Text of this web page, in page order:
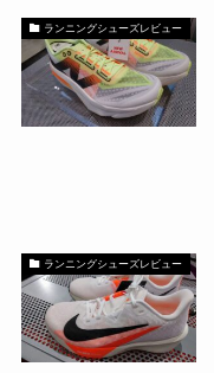
ランニングシューズレビュー
ランニングシューズレビュー